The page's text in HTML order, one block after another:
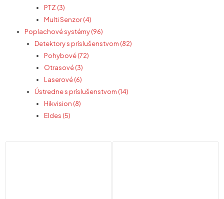
PTZ (3)
Multi Senzor (4)
Poplachové systémy (96)
Detektory s príslušenstvom (82)
Pohybové (72)
Otrasové (3)
Laserové (6)
Ústredne s príslušenstvom (14)
Hikvision (8)
Eldes (5)